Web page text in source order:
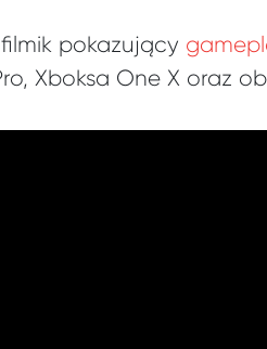
pokazujący
Xboksa One X oraz